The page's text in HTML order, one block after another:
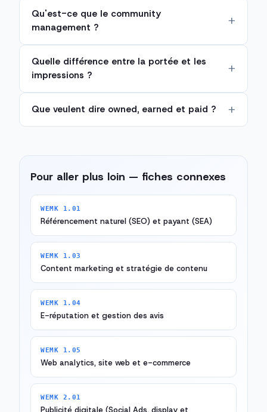
Qu'est-ce que le community
management ?
Quelle différence entre la portée et les
impressions ?
Que veulent dire owned, earned et paid ?
Pour aller plus loin — fiches connexes
WEMK 1.01
Référencement naturel (SEO) et payant (SEA)
WEMK 1.03
Content marketing et stratégie de contenu
WEMK 1.04
E-réputation et gestion des avis
WEMK 1.05
Web analytics, site web et e-commerce
WEMK 2.01